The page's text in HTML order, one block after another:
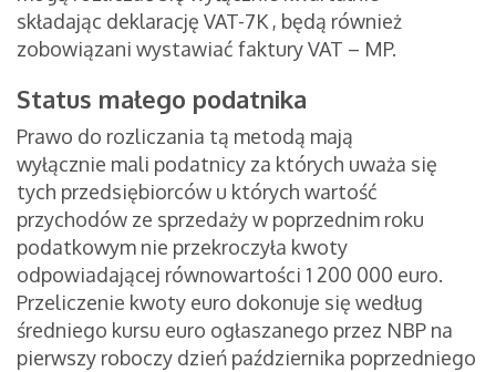
składając deklarację VAT-7K , będą również
zobowiązani wystawiać faktury VAT – MP.
Status małego podatnika
Prawo do rozliczania tą metodą mają
wyłącznie mali podatnicy za których uważa się
tych przedsiębiorców u których wartość
przychodów ze sprzedaży w poprzednim roku
podatkowym nie przekroczyła kwoty
odpowiadającej równowartości 1 200 000 euro.
Przeliczenie kwoty euro dokonuje się według
średniego kursu euro ogłaszanego przez NBP na
pierwszy roboczy dzień października poprzedniego